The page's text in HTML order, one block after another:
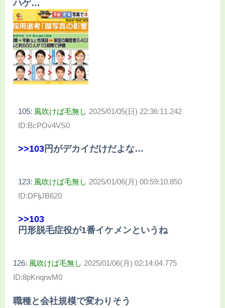
ハゲ…
105: 風吹けば毛無し 2025/01/05(日) 22:36:11.242
ID:BcPOv4VS0
>>103 円がデカイだけだよな…
123: 風吹けば毛無し 2025/01/06(月) 00:59:10.850
ID:DFljJB620
>>103
円形脱毛症役が1番イケメンというね
126: 風吹けば毛無し 2025/01/06(月) 02:14:04.775
ID:8pKnqrwM0
職種と会社規模で変わりそう